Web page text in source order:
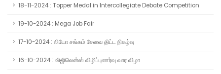
18-11-2024 : Topper Medal in Intercollegiate Debate Competition
19-10-2024 : Mega Job Fair
17-10-2024 : லியோ சங்கம் சேவை திட்ட நிகழ்வு
16-10-2024 : விஜிலென்ஸ் விழிப்புணர்வு வார விழா